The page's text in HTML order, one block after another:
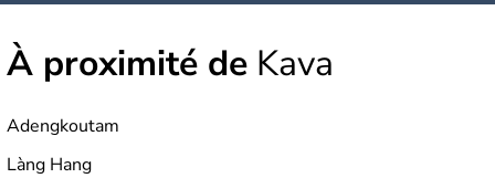
À proximité de Kava
Adengkoutam
Làng Hang